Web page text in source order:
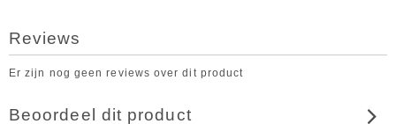
Reviews
Er zijn nog geen reviews over dit product
Beoordeel dit product